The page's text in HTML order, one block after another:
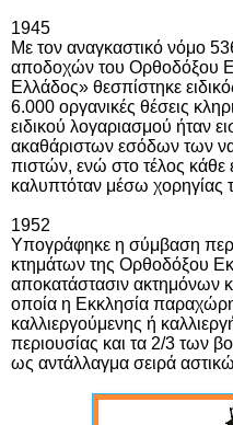
1945
Με τον αναγκαστικό νόμο
αποδοχών του Ορθοδόξου
Ελλάδος» θεσπίστηκε
6.000 οργανικές θέσεις
ειδικού λογαριασμού ήταν
ακαθάριστων εσόδων των
πιστών, ενώ στο τέλος κάθε
καλυπτόταν μέσω χορηγίας
1952
Υπογράφηκε η σύμβαση
κτημάτων της Ορθοδόξου
αποκατάστασιν ακτημόνων
οποία η Εκκλησία
καλλιεργούμενης ή
περιουσίας και τα 2/3 των
ως αντάλλαγμα σειρά